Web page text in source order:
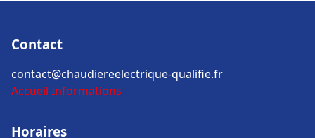
Contact
contact@chaudiereelectrique-qualifie.fr
Accueil Informations
Horaires